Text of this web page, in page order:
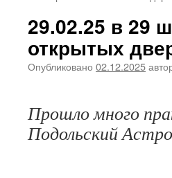
29.02.25 в 29
открытых
Опубликовано 02.12.2025
Прошло много
Подольский